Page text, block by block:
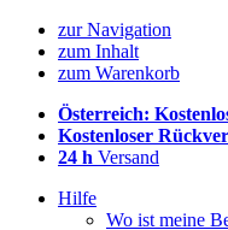
zur Navigation
zum Inhalt
zum Warenkorb
Österreich:
Kostenloser
24 h Versand
Hilfe
Wo ist meine